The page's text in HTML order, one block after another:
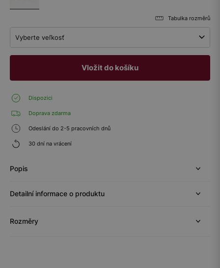
Tabulka rozměrů
Vyberte veľkosť
Vložit do košíku
Dispozici
Doprava zdarma
Odeslání do 2-5 pracovních dnů
30 dní na vrácení
Popis
Detailní informace o produktu
Rozměry